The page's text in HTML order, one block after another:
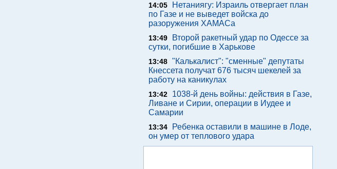
14:05
Нетаниягу: Израиль отвергает план
по Газе и не выведет войска до
разоружения ХАМАСа
13:49
Второй ракетный удар по Одессе за
сутки, погибшие в Харькове
13:48 "Калькалист": "сменные" депутаты
Кнессета получат 676 тысяч шекелей за
работу на каникулах
13:42
1038-й день войны: действия в Газе,
Ливане и Сирии, операции в Иудее и
Самарии
13:34
Ребенка оставили в машине в Лоде,
он умер от теплового удара